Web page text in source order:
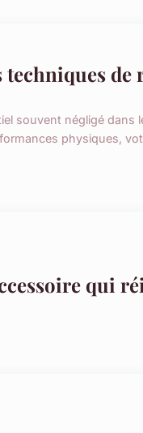
souvent négligé
physiques,
qui